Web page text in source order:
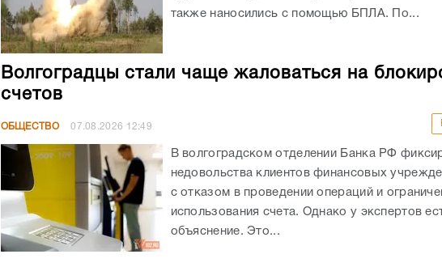
также наносились с помощью БПЛА. По...
Волгоградцы стали чаще жаловаться на
счетов
ОБЩЕСТВО 07.08.2026 12:49
В волгоградском отделении Банка РФ
недовольства клиентов финансовых
с отказом в проведении операций и
использования счета. Однако у экспертов
объяснение. Это...